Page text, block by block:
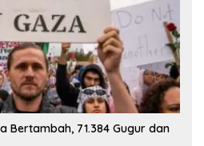
Bertambah, 71.384 Gugur dan